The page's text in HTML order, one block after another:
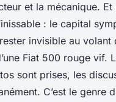
et la mécanique.
: le capital
invisible au volant
Fiat 500 rouge vif.
sont prises, les
C’est le genre